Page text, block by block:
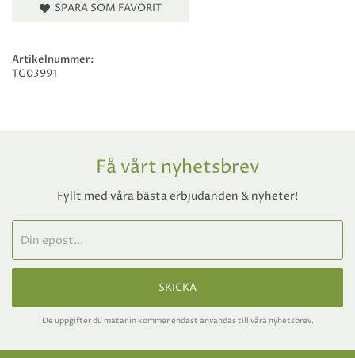
SPARA SOM FAVORIT
Artikelnummer:
TG03991
Få vårt nyhetsbrev
Fyllt med våra bästa erbjudanden & nyheter!
SKICKA
De uppgifter du matar in kommer endast användas till våra nyhetsbrev.